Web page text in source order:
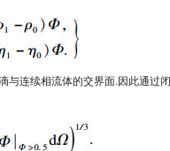
与连续相流体的交界面.因此通过